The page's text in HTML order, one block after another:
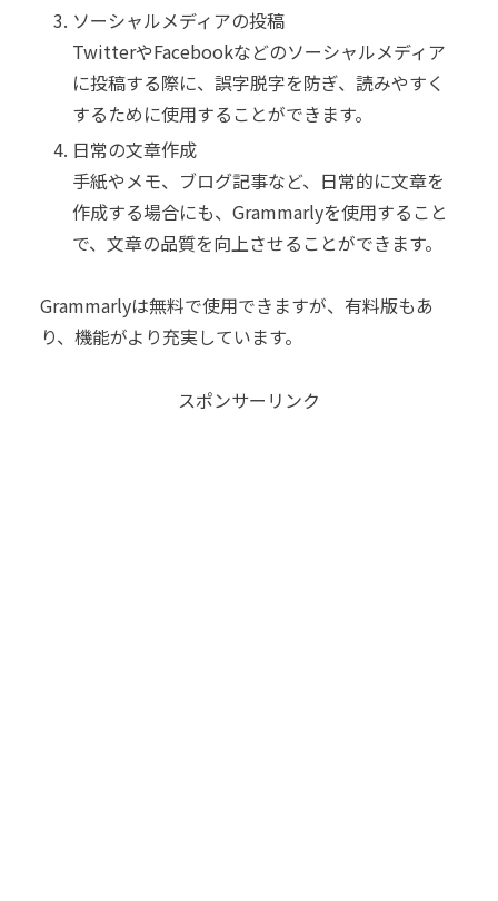
ソーシャルメディアの投稿
TwitterやFacebookなどのソーシャルメディア
に投稿する際に、誤字脱字を防ぎ、読みやすく
するために使用することができます。
日常の文章作成
手紙やメモ、ブログ記事など、日常的に文章を
作成する場合にも、Grammarlyを使用すること
で、文章の品質を向上させることができます。
Grammarlyは無料で使用できますが、有料版もあ
り、機能がより充実しています。
スポンサーリンク